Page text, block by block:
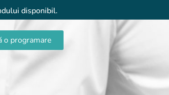
disponibil.
o programare